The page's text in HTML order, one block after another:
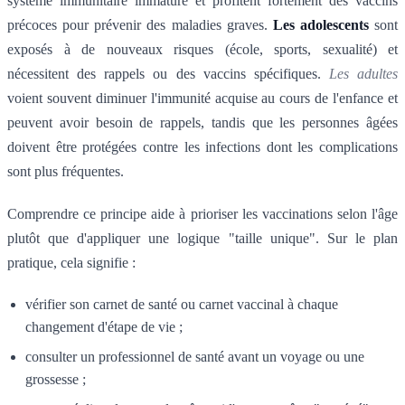
précoces pour prévenir des maladies graves. Les adolescentssont
exposés à de nouveaux risques (école, sports, sexualité) et
nécessitent des rappels ou des vaccins spécifiques. Les adultes
voient souvent diminuer l'immunité acquise au cours de l'enfance et
peuvent avoir besoin de rappels, tandis que les personnes âgées
doivent être protégées contre les infections dont les complications
sont plus fréquentes.
Comprendre ce principe aide à prioriser les vaccinations selon l'âge
plutôt que d'appliquer une logique "taille unique". Sur le plan
pratique, cela signifie :
vérifier son carnet de santé ou carnet vaccinal à chaque
changement d'étape de vie ;
consulter un professionnel de santé avant un voyage ou une
grossesse ;